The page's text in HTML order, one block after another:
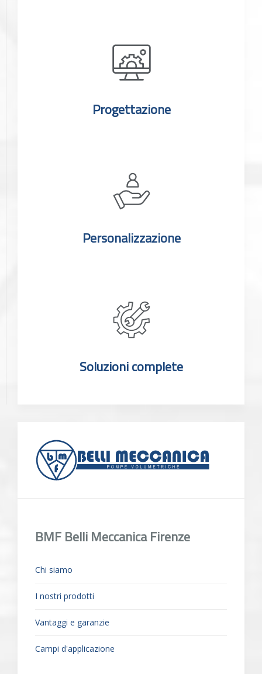
Progettazione
Personalizzazione
Soluzioni complete
BMF Belli Meccanica Firenze
Chi siamo
I nostri prodotti
Vantaggi e garanzie
Campi d'applicazione